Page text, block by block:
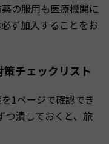
の服用も医療機関に
ず加入することをお
チェックリスト
1ページで確認でき
つ潰しておくと、旅